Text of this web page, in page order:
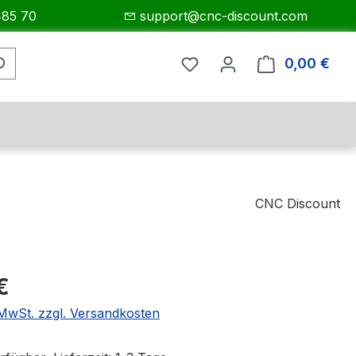
70 support@cnc-discount.com
0,00 €
CNC Discount
zzgl. Versandkosten